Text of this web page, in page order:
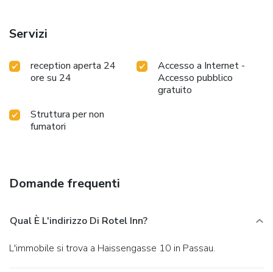
Servizi
reception aperta 24
ore su 24
Accesso a Internet -
Accesso pubblico
gratuito
Struttura per non
fumatori
Domande frequenti
Qual È L'indirizzo Di Rotel Inn?
L'immobile si trova a Haissengasse 10 in Passau.